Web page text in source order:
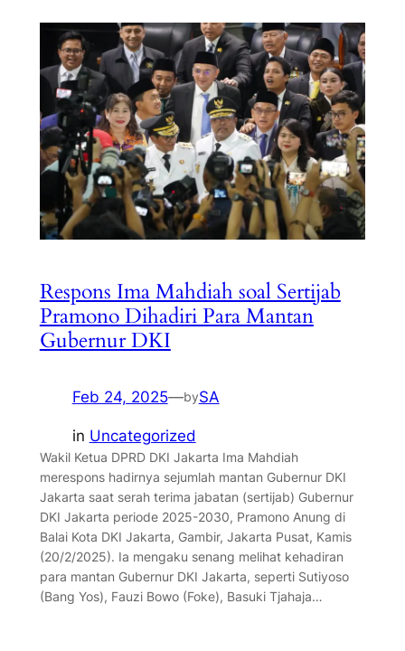
Respons Ima Mahdiah soal Sertijab
Pramono Dihadiri Para Mantan
Gubernur DKI
Feb 24, 2025—bySA
in Uncategorized
Wakil Ketua DPRD DKI Jakarta Ima Mahdiah
merespons hadirnya sejumlah mantan Gubernur DKI
Jakarta saat serah terima jabatan (sertijab) Gubernur
DKI Jakarta periode 2025-2030, Pramono Anung di
Balai Kota DKI Jakarta, Gambir, Jakarta Pusat, Kamis
(20/2/2025). Ia mengaku senang melihat kehadiran
para mantan Gubernur DKI Jakarta, seperti Sutiyoso
(Bang Yos), Fauzi Bowo (Foke), Basuki Tjahaja…